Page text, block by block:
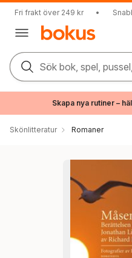
Fri frakt över 249 kr •
Sök bok, spel,
Skapa nya rutiner –
Skönlitteratur Romaner